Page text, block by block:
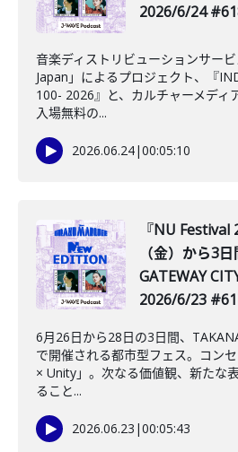
2026/6/24
音楽ディストリビューションサー
Japan」によるプロジェクト、『
100- 2026』と、カルチャーメディ
入場無料の...
2026.06.24|00:05:10
『NU Festival
（金）から3
GATEWAY
2026/6/23
6月26日から28日の3日間、
で開催される都市型フェス。コン
× Unity」。次なる価値観、新たな
ること...
2026.06.23 |00:05:43